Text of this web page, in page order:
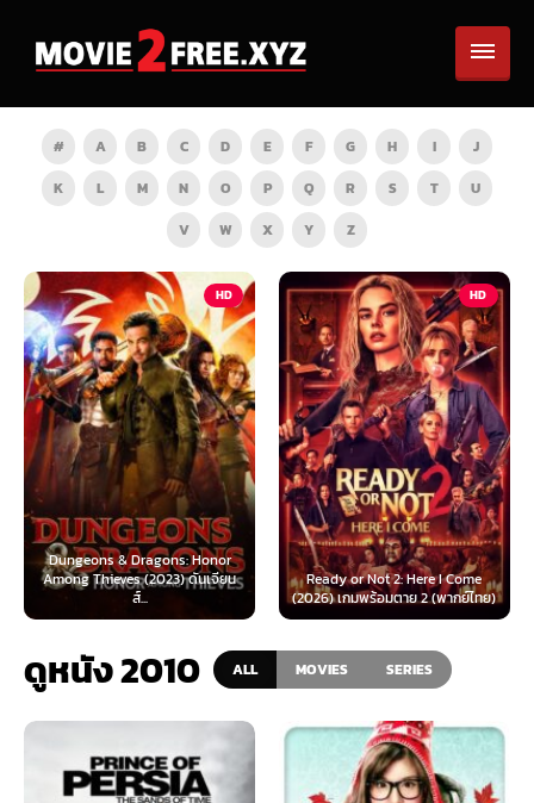
# A B C D E F G H I
J
K
L M N O P Q R S T
U
V
W X Y Z
HD
Honor
ดันเจียน
HD
Ready or Not 2: Here I Come
(2026) เกมพร้อมตาย 2 (พากย์ไทย)
Now You See Me: Now
(2025) อาชญากลปล้นโ
ดูหนัง 2010 ALL MOVIES SERIES